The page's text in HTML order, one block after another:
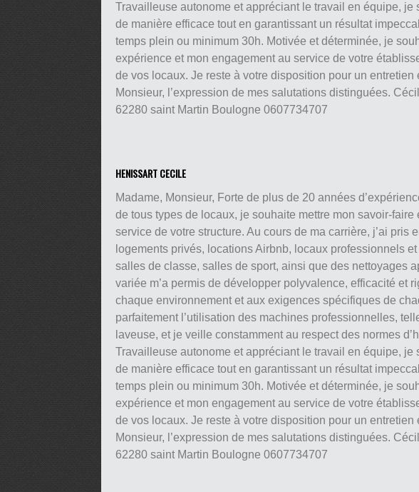
Travailleuse autonome et appréciant le travail en équipe, je
de manière efficace tout en garantissant un résultat
temps plein ou minimum 30h. Motivée et déterminée, je
expérience et mon engagement au service de votre
de vos locaux. Je reste à votre disposition pour un entretien
Monsieur, l’expression de mes salutations distinguées.
62280 saint Martin Boulogne 0607734707
HENISSART CECILE
Madame, Monsieur, Forte de plus de 20 années
de tous types de locaux, je souhaite mettre mon savoir-
service de votre structure. Au cours de ma carrière, j’ai pris
logements privés, locations Airbnb, locaux professionnels
salles de classe, salles de sport, ainsi que des nettoyages
variée m’a permis de développer polyvalence, efficacité et
chaque environnement et aux exigences spécifiques de
parfaitement l’utilisation des machines professionnelles,
laveuse, et je veille constamment au respect des normes
Travailleuse autonome et appréciant le travail en équipe, je
de manière efficace tout en garantissant un résultat
temps plein ou minimum 30h. Motivée et déterminée, je
expérience et mon engagement au service de votre
de vos locaux. Je reste à votre disposition pour un entretien
Monsieur, l’expression de mes salutations distinguées.
62280 saint Martin Boulogne 0607734707